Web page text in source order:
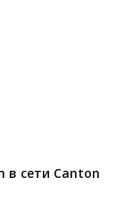
в сети Canton